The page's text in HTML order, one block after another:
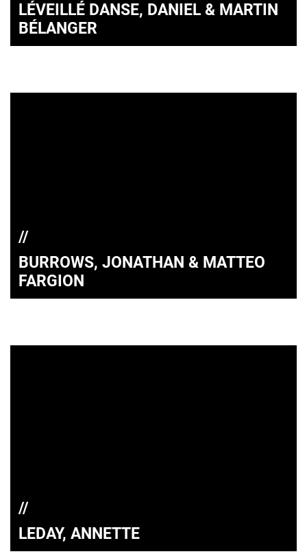
LÉVEILLÉ DANSE, DANIEL & MARTIN
BÉLANGER
BURROWS, JONATHAN & MATTEO
FARGION
LEDAY, ANNETTE